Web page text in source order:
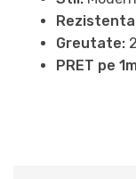
Greutate:
PRET pe